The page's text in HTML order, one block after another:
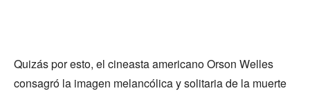
Quizás por esto, el cineasta americano Orson Welles
consagró la imagen melancólica y solitaria de la muerte